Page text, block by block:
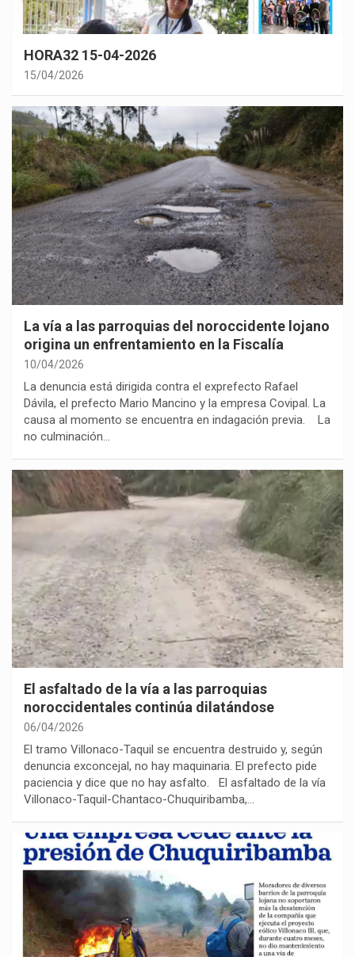
HORA32 15-04-2026
15/04/2026
La vía a las parroquias del noroccidente lojano
origina un enfrentamiento en la Fiscalía
10/04/2026
La denuncia está dirigida contra el exprefecto Rafael
Dávila, el prefecto Mario Mancino y la empresa Covipal. La
causa al momento se encuentra en indagación previa. La
no culminación…
El asfaltado de la vía a las parroquias
noroccidentales continúa dilatándose
06/04/2026
El tramo Villonaco-Taquil se encuentra destruido y, según
denuncia exconcejal, no hay maquinaria. El prefecto pide
paciencia y dice que no hay asfalto. El asfaltado de la vía
Villonaco-Taquil-Chantaco-Chuquiribamba,…